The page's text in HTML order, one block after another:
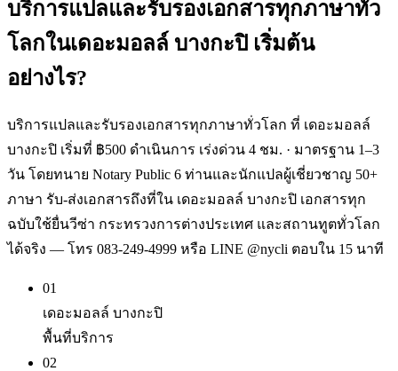
บริการแปลและรับรองเอกสารทุกภาษาทั่ว
โลกในเดอะมอลล์ บางกะปิ เริ่มต้น
อย่างไร?
บริการแปลและรับรองเอกสารทุกภาษาทั่วโลก ที่ เดอะมอลล์
บางกะปิ เริ่มที่ ฿500 ดำเนินการ เร่งด่วน 4 ชม. · มาตรฐาน 1–3
วัน โดยทนาย Notary Public 6 ท่านและนักแปลผู้เชี่ยวชาญ 50+
ภาษา รับ-ส่งเอกสารถึงที่ใน เดอะมอลล์ บางกะปิ เอกสารทุก
ฉบับใช้ยื่นวีซ่า กระทรวงการต่างประเทศ และสถานทูตทั่วโลก
ได้จริง — โทร 083-249-4999 หรือ LINE @nycli ตอบใน 15 นาที
01
เดอะมอลล์ บางกะปิ
พื้นที่บริการ
02